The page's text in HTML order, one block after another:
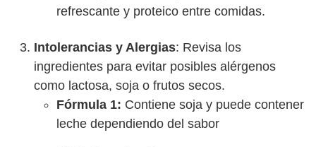
refrescante y proteico entre comidas.
Intolerancias y Alergias: Revisa los
ingredientes para evitar posibles alérgenos
como lactosa, soja o frutos secos.
Fórmula 1: Contiene soja y puede contener
leche dependiendo del sabor